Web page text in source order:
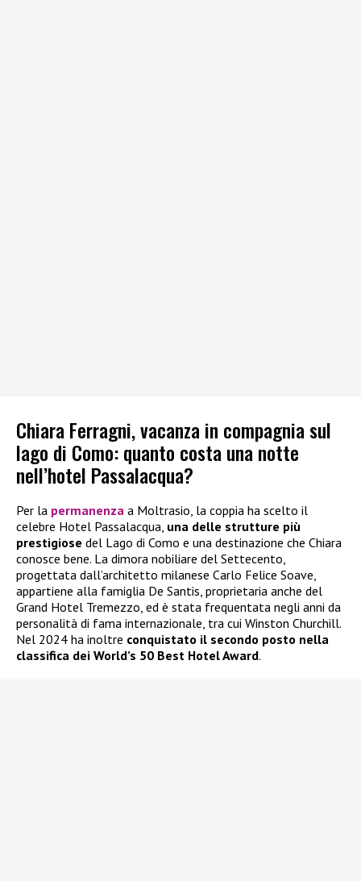
Chiara Ferragni, vacanza in compagnia sul
lago di Como: quanto costa una notte
nell’hotel Passalacqua?
Per la permanenza a Moltrasio, la coppia ha scelto il
celebre Hotel Passalacqua, una delle strutture più
prestigiose del Lago di Como e una destinazione che Chiara
conosce bene. La dimora nobiliare del Settecento,
progettata dall’architetto milanese Carlo Felice Soave,
appartiene alla famiglia De Santis, proprietaria anche del
Grand Hotel Tremezzo, ed è stata frequentata negli anni da
personalità di fama internazionale, tra cui Winston Churchill.
Nel 2024 ha inoltre conquistato il secondo posto nella
classifica dei World’s 50 Best Hotel Award.